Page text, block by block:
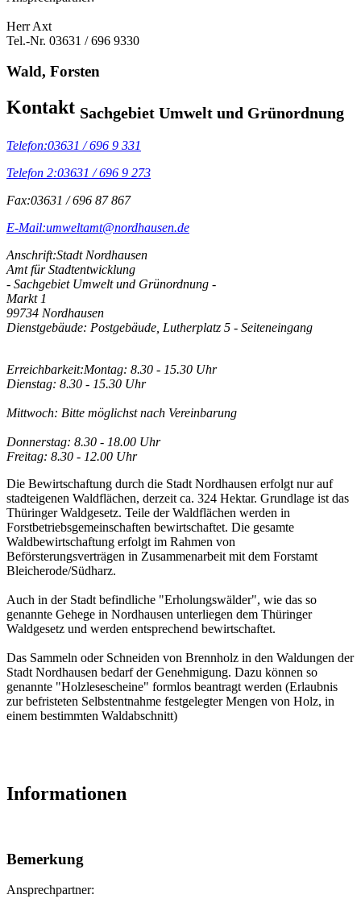
Herr Axt
Tel.-Nr. 03631 / 696 9330
Wald, Forsten
Kontakt Sachgebiet Umwelt und Grünordnung
Telefon:03631 / 696 9 331
Telefon 2:03631 / 696 9 273
Fax:03631 / 696 87 867
E-Mail:umweltamt@nordhausen.de
Anschrift:Stadt Nordhausen
Amt für Stadtentwicklung
- Sachgebiet Umwelt und Grünordnung -
Markt 1
99734 Nordhausen
Dienstgebäude: Postgebäude, Lutherplatz 5 - Seiteneingang
Erreichbarkeit:Montag: 8.30 - 15.30 Uhr
Dienstag: 8.30 - 15.30 Uhr
Mittwoch: Bitte möglichst nach Vereinbarung
Donnerstag: 8.30 - 18.00 Uhr
Freitag: 8.30 - 12.00 Uhr
Die Bewirtschaftung durch die Stadt Nordhausen erfolgt nur auf
stadteigenen Waldflächen, derzeit ca. 324 Hektar. Grundlage ist das
Thüringer Waldgesetz. Teile der Waldflächen werden in
Forstbetriebsgemeinschaften bewirtschaftet. Die gesamte
Waldbewirtschaftung erfolgt im Rahmen von
Beförsterungsverträgen in Zusammenarbeit mit dem Forstamt
Bleicherode/Südharz.
Auch in der Stadt befindliche "Erholungswälder", wie das so
genannte Gehege in Nordhausen unterliegen dem Thüringer
Waldgesetz und werden entsprechend bewirtschaftet.
Das Sammeln oder Schneiden von Brennholz in den Waldungen der
Stadt Nordhausen bedarf der Genehmigung. Dazu können so
genannte "Holzlesescheine" formlos beantragt werden (Erlaubnis
zur befristeten Selbstentnahme festgelegter Mengen von Holz, in
einem bestimmten Waldabschnitt)
Informationen
Bemerkung
Ansprechpartner: